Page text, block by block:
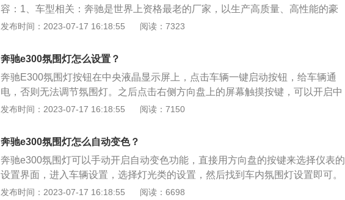
容：1、车型相关：奔驰是世界上资格最老的厂家，以生产高质量、高性能的豪
华汽车闻名于世。也是世界十大汽车公司之一，德国按销售额排为第一大汽车公
灯。主要是使车厢在夜晚时更加绚丽，烘托出一种比较舒适的气氛。汽车氛围灯
不仅仅是豪华的表现，更多的是汽车和人产生的一种共鸣。
发布时间：2023-07-17 16:18:55 阅读：7323
奔驰e300氛围灯怎么设置？
奔驰E300氛围灯按钮在中央液晶显示屏上，点击车辆一键启动按钮，给车辆通
电，否则无法调节氛围灯。之后点击右侧方向盘上的屏幕触摸按键，可以开启中
控液晶显示屏的氛围灯调节功能。之后在中控液晶屏上可以选择不同的颜色，这
同的颜色。以下是关于氛围灯的更多介绍：1.汽车上使用的氛围灯关键使用的是L
ED材料，也就是发光二极管，LED是一种固态的半导体器件,它的工作原理是可
以把电转化为光，氛围灯起到的仅仅是一种装饰作用，一般情况下会在中控台、
门板、车顶和中央通道等地方设置灯带，烘托整个车里面的气氛。2.使用氛围灯
的时候一定要对光有一定的调节，如果氛围灯太亮了，对我们开车反而有害，氛
发布时间：2023-07-17 16:18:55 阅读：7150
奔驰e300氛围灯怎么自动变色？
奔驰e300氛围灯可以手动开启自动变色功能，直接用方向盘的按键来选择仪表的
设置界面，进入车辆设置，选择灯光类的设置，然后找到车内氛围灯设置即可。
更多介绍如下：1、使用氛围灯注意事项：使用氛围灯时，一定要对灯光进行一
发布时间：2023-07-17 16:18:55 阅读：6698